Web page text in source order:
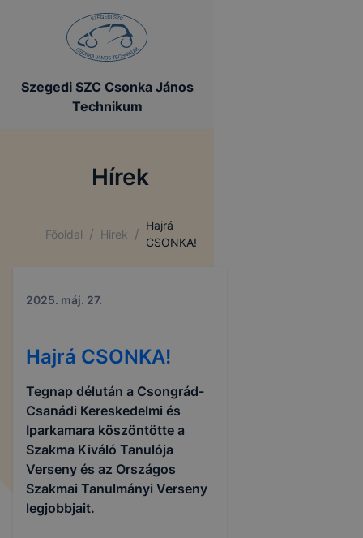
Szegedi SZC Csonka János
Technikum
Hírek
Főoldal / Hírek /
Hajrá
CSONKA!
2025. máj. 27.
Hajrá CSONKA!
Tegnap délután a Csongrád-
Csanádi Kereskedelmi és
Iparkamara köszöntötte a
Szakma Kiváló Tanulója
Verseny és az Országos
Szakmai Tanulmányi Verseny
legjobbjait.